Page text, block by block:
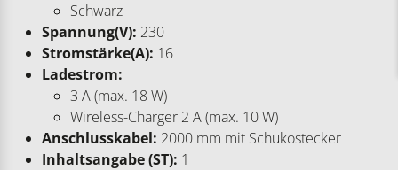
Schwarz
Spannung(V): 230
Stromstärke(A): 16
Ladestrom:
3 A (max. 18 W)
Wireless-Charger 2 A (max. 10 W)
Anschlusskabel: 2000 mm mit Schukostecker
Inhaltsangabe (ST): 1